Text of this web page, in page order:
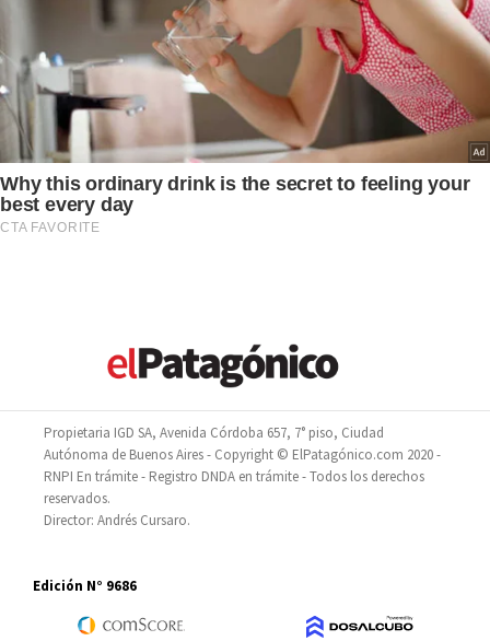
Propietaria IGD SA, Avenida Córdoba 657, 7° piso, Ciudad
Autónoma de Buenos Aires - Copyright © ElPatagónico.com 2020 -
RNPI En trámite - Registro DNDA en trámite - Todos los derechos
reservados.
Director: Andrés Cursaro.
Edición N° 9686